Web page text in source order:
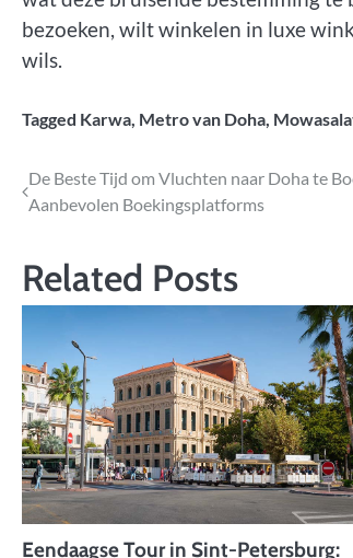
bezoeken, wilt winkelen in luxe
wils.
Tagged Karwa, Metro van Doha,
Bericht
De Beste Tijd om Vluchten naar Doha te
Aanbevolen Boekingsplatforms
Related Posts
Eendaagse Tour in Sint-Petersburg: